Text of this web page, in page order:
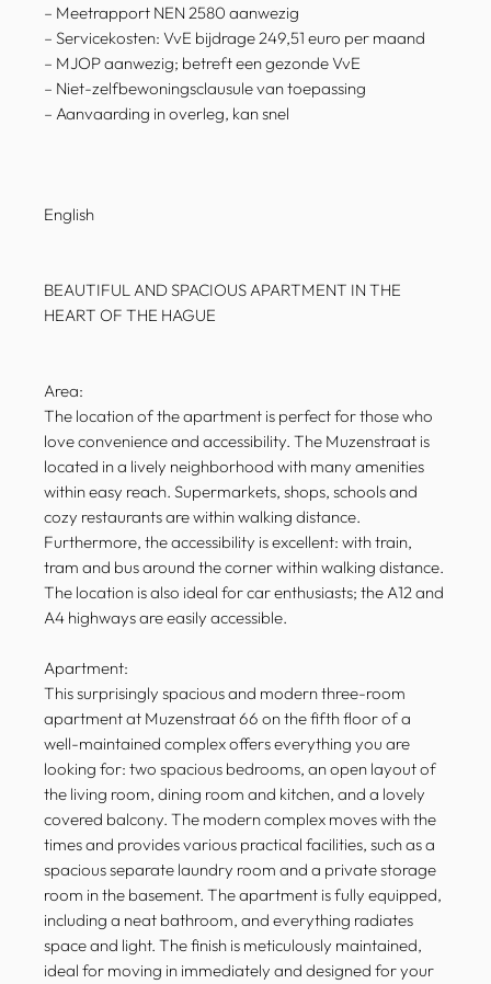
– Meetrapport NEN 2580 aanwezig
– Servicekosten: VvE bijdrage 249,51 euro per maand
– MJOP aanwezig; betreft een gezonde VvE
– Niet-zelfbewoningsclausule van toepassing
– Aanvaarding in overleg, kan snel
English
BEAUTIFUL AND SPACIOUS APARTMENT IN THE
HEART OF THE HAGUE
Area:
The location of the apartment is perfect for those who
love convenience and accessibility. The Muzenstraat is
located in a lively neighborhood with many amenities
within easy reach. Supermarkets, shops, schools and
cozy restaurants are within walking distance.
Furthermore, the accessibility is excellent: with train,
tram and bus around the corner within walking distance.
The location is also ideal for car enthusiasts; the A12 and
A4 highways are easily accessible.
Apartment:
This surprisingly spacious and modern three-room
apartment at Muzenstraat 66 on the fifth floor of a
well-maintained complex offers everything you are
looking for: two spacious bedrooms, an open layout of
the living room, dining room and kitchen, and a lovely
covered balcony. The modern complex moves with the
times and provides various practical facilities, such as a
spacious separate laundry room and a private storage
room in the basement. The apartment is fully equipped,
including a neat bathroom, and everything radiates
space and light. The finish is meticulously maintained,
ideal for moving in immediately and designed for your